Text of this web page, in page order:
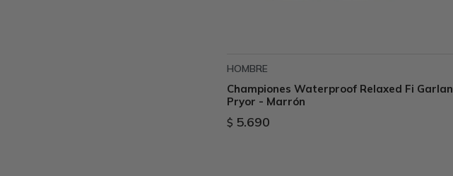
HOMBRE
Championes Waterproof Relaxed Fi Garlan
Pryor - Marrón
$ 5.690